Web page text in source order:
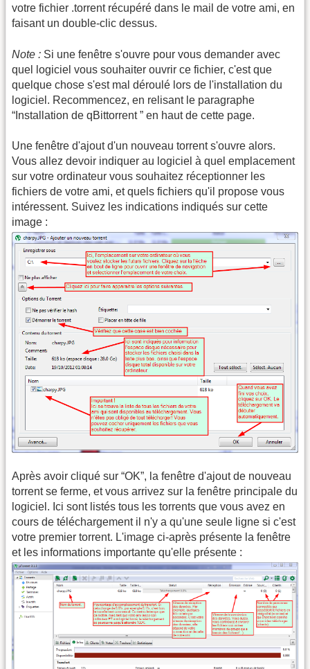
votre fichier .torrent récupéré dans le mail de votre ami, en
faisant un double-clic dessus.
Note : Si une fenêtre s'ouvre pour vous demander avec
quel logiciel vous souhaiter ouvrir ce fichier, c'est que
quelque chose s'est mal déroulé lors de l'installation du
logiciel. Recommencez, en relisant le paragraphe
“Installation de qBittorrent ” en haut de cette page.
Une fenêtre d'ajout d'un nouveau torrent s'ouvre alors.
Vous allez devoir indiquer au logiciel à quel emplacement
sur votre ordinateur vous souhaitez réceptionner les
fichiers de votre ami, et quels fichiers qu'il propose vous
intéressent. Suivez les indications indiqués sur cette
image :
Après avoir cliqué sur “OK”, la fenêtre d'ajout de nouveau
torrent se ferme, et vous arrivez sur la fenêtre principale du
logiciel. Ici sont listés tous les torrents que vous avez en
cours de téléchargement il n'y a qu'une seule ligne si c'est
votre premier torrent. L'image ci-après présente la fenêtre
et les informations importante qu'elle présente :